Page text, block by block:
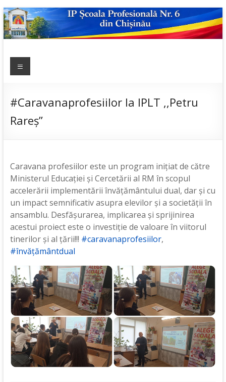
Skip
to
content
NR.6
scoala
nr.6; școală
admitere;
Meniu
#Caravanaprofesiilor la IPLT ,,Petru
Rareș”
Caravana profesiilor este un program inițiat de către
Ministerul Educației și Cercetării al RM în scopul
accelerării implementării învățământului dual, dar și cu
un impact semnificativ asupra elevilor și a societății în
ansamblu. Desfășurarea, implicarea și sprijinirea
acestui proiect este o investiție de valoare în viitorul
tinerilor și al țării!!! #caravanaprofesiilor,
#învățământdual